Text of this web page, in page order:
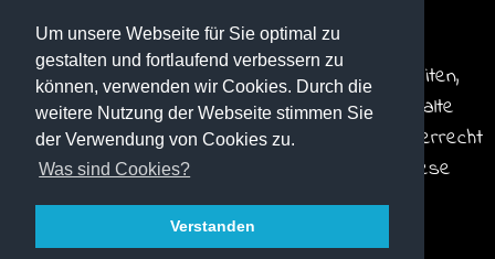
Um unsere Webseite für Sie optimal zu
gestalten und fortlaufend verbessern zu
können, verwenden wir Cookies. Durch die
weitere Nutzung der Webseite stimmen Sie
der Verwendung von Cookies zu.
Was sind Cookies?
Verstanden
Diese Erklärung gilt für alle auf der Homepage
ausgebrachten Links und für alle Inhalte der Seiten,
zu denen Links oder Banner führen. Sollten Inhalte
dieser Internetangebote gegen geltendes Urheberrecht
oder das Markengesetz verstossen, werden diese
auf Hinweis schnellstmöglich entfernt.“